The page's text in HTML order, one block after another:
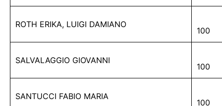
ROTH ERIKA, LUIGI DAMIANO
100
SALVALAGGIO GIOVANNI
100
SANTUCCI FABIO MARIA
100